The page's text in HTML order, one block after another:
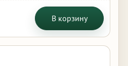
В корзину